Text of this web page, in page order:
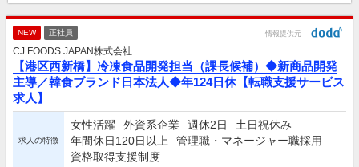
NEW 正社員 情報提供元
CJ FOODS JAPAN株式会社
【港区西新橋】冷凍食品開発担当（課長候補）◆新商品開発
主導／韓食ブランド日本法人◆年124日休【転職支援サービス
求人】
求人の特徴
女性活躍 外資系企業 週休2日
土日祝休み
年間休日120日以上
管理職・マネージャー職採用
資格取得支援制度